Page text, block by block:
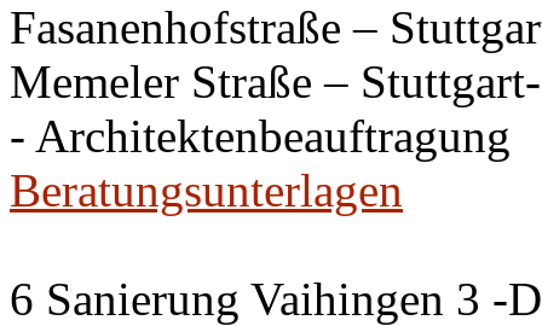
Fasanenhofstraße –
Memeler Straße –
- Architektenbeauftragung
Beratungsunterlagen
6 Sanierung Vaihingen 3 -